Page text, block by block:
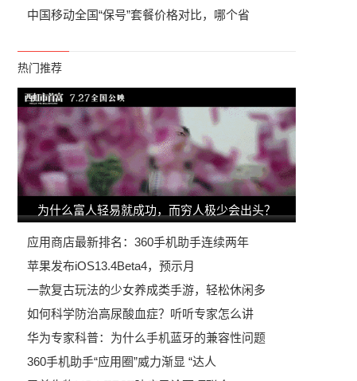
中国移动全国“保号”套餐价格对比，哪个省
热门推荐
为什么富人轻易就成功，而穷人极少会出头？
应用商店最新排名：360手机助手连续两年
苹果发布iOS13.4Beta4，预示月
一款复古玩法的少女养成类手游，轻松休闲多
如何科学防治高尿酸血症？听听专家怎么讲
华为专家科普：为什么手机蓝牙的兼容性问题
360手机助手“应用圈”威力渐显 “达人